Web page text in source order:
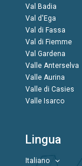
Val Badia
Val d'Ega
Val di Fassa
Val di Fiemme
Val Gardena
Valle Anterselva
Valle Aurina
Valle di Casies
Valle Isarco
Lingua
Italiano